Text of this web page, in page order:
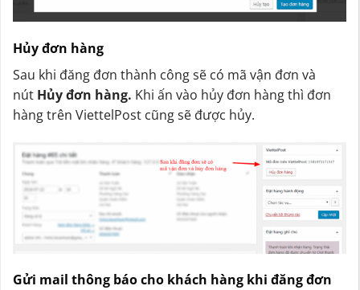
Hủy đơn hàng
Sau khi đăng đơn thành công sẽ có mã vận đơn và
nút Hủy đơn hàng. Khi ấn vào hủy đơn hàng thì đơn
hàng trên ViettelPost cũng sẽ được hủy.
Gửi mail thông báo cho khách hàng khi đăng đơn